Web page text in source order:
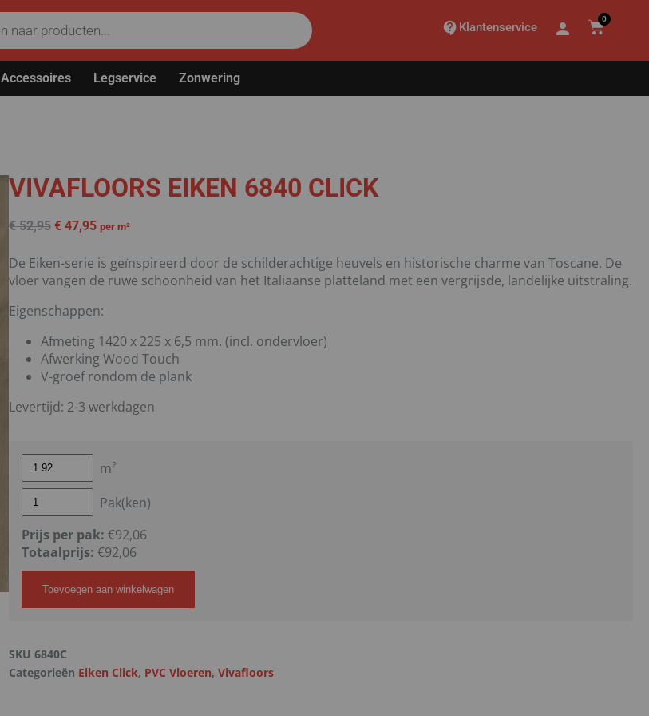
Klantenservice
0
Accessoires Legservice Zonwering
VIVAFLOORS EIKEN 6840 CLICK
€52,95 €47,95 per m²
De Eiken-serie is geïnspireerd door de schilderachtige heuvels en historische charme van Toscane. De
vloer vangen de ruwe schoonheid van het Italiaanse platteland met een vergrijsde, landelijke uitstraling.
Eigenschappen:
Afmeting 1420 x 225 x 6,5 mm. (incl. ondervloer)
Afwerking Wood Touch
V-groef rondom de plank
Levertijd: 2-3 werkdagen
m²
Pak(ken)
Prijs per pak: €92,06
Totaalprijs: €92,06
Toevoegen aan winkelwagen
SKU 6840C
Categorieën Eiken Click, PVC Vloeren, Vivafloors